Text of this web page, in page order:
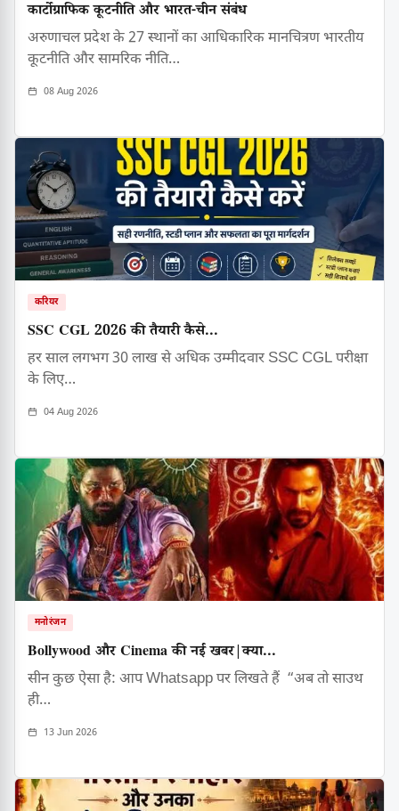
कार्टोग्राफिक कूटनीति और भारत-चीन संबंध
अरुणाचल प्रदेश के 27 स्थानों का आधिकारिक मानचित्रण भारतीय
कूटनीति और सामरिक नीति…
08 Aug 2026
करियर
SSC CGL 2026 की तैयारी कैसे...
हर साल लगभग 30 लाख से अधिक उम्मीदवार SSC CGL परीक्षा
के लिए…
04 Aug 2026
मनोरंजन
Bollywood और Cinema की नई खबर|क्या...
सीन कुछ ऐसा है: आप Whatsapp पर लिखते हैं “अब तो साउथ
ही…
13 Jun 2026